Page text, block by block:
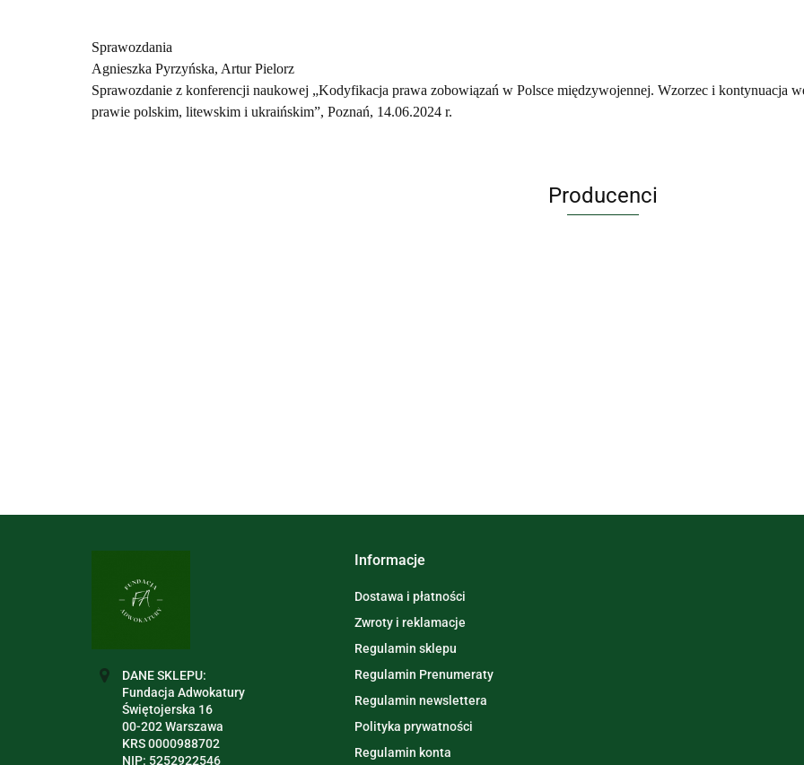
Sprawozdania
Agnieszka Pyrzyńska, Artur Pielorz
Sprawozdanie z konferencji naukowej „Kodyfikacja prawa zobowiązań w Polsce międzywojennej. Wzorzec i kontynuacja
prawie polskim, litewskim i ukraińskim”, Poznań, 14.06.2024 r.
Producenci
DANE SKLEPU:
Fundacja Adwokatury
Świętojerska 16
00-202 Warszawa
KRS 0000988702
NIP: 5252922546
Informacje
Dostawa i płatności
Zwroty i reklamacje
Regulamin sklepu
Regulamin Prenumeraty
Regulamin newslettera
Polityka prywatności
Regulamin konta